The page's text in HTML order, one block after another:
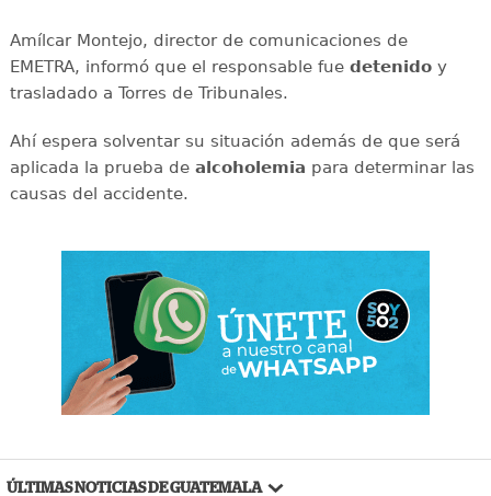
Amílcar Montejo, director de comunicaciones de
EMETRA, informó que el responsable fue detenidoy
trasladado a Torres de Tribunales.
Ahí espera solventar su situación además de que será
aplicada la prueba de alcoholemia para determinar las
causas del accidente.
ÚLTIMAS NOTICIAS DE GUATEMALA